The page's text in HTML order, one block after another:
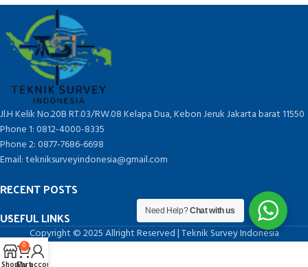
Jl.H Kelik No.20B RT.03/RW.08 Kelapa Dua, Kebon Jeruk Jakarta barat 11550
Phone 1: 0812-4000-8335
Phone 2: 0877-7686-6698
Email: tekniksurveyindonesia@gmail.com
RECENT POSTS
USEFUL LINKS
Copyright © 2025 Allright Reserved | Teknik Survey Indonesia
Need Help?Chat with us
0